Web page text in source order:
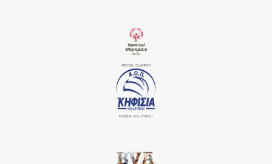
SPECIAL OLYMPICS
ΚΗΦΙΣΙΆ VOLLEYBALL